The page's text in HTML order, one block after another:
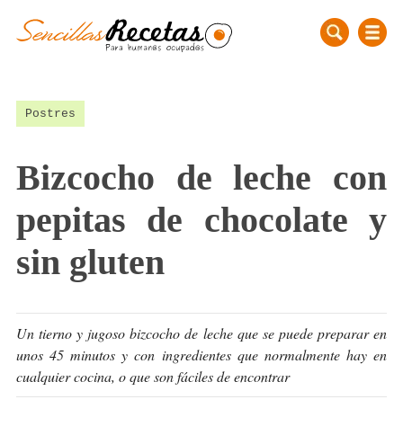
Postres
Bizcocho de leche con
pepitas de chocolate y
sin gluten
Un tierno y jugoso bizcocho de leche que se puede preparar en
unos 45 minutos y con ingredientes que normalmente hay en
cualquier cocina, o que son fáciles de encontrar